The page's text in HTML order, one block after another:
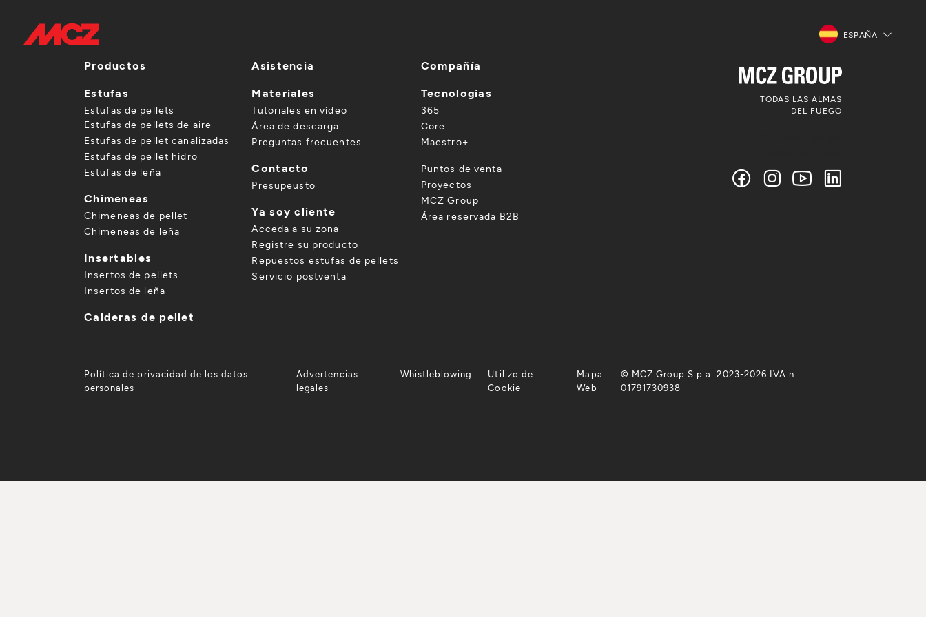
ESPAÑA
Productos
Estufas
Estufas de pellets
Estufas de pellets de aire
Estufas de pellet canalizadas
Estufas de pellet hidro
Estufas de leña
Chimeneas
Chimeneas de pellet
Chimeneas de leña
Insertables
Insertos de pellets
Insertos de leña
Calderas de pellet
Asistencia
Materiales
Tutoriales en vídeo
Área de descarga
Preguntas frecuentes
Contacto
Presupeusto
Ya soy cliente
Acceda a su zona
Registre su producto
Repuestos estufas de pellets
Servicio postventa
Compañía
Tecnologías
365
Core
Maestro+
Puntos de venta
Proyectos
MCZ Group
Área reservada B2B
TODAS LAS ALMAS
DEL FUEGO
Política de privacidad de los datos
personales
Advertencias
legales
Whistleblowing
Utilizo de
Cookie
Mapa
Web
© MCZ Group S.p.a. 2023-2026 IVA n.
01791730938